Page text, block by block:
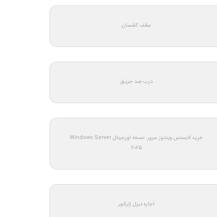
سقف کشسان
درب ضد حریق
خرید لایسنس ویندوز سرور: نسخه اورجینال Windows Server
2025
اجاره دیزل ژنراتور